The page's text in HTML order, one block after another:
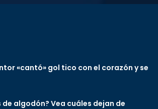
«cantó» gol tico con el corazón y se
de algodón? Vea cuáles dejan de